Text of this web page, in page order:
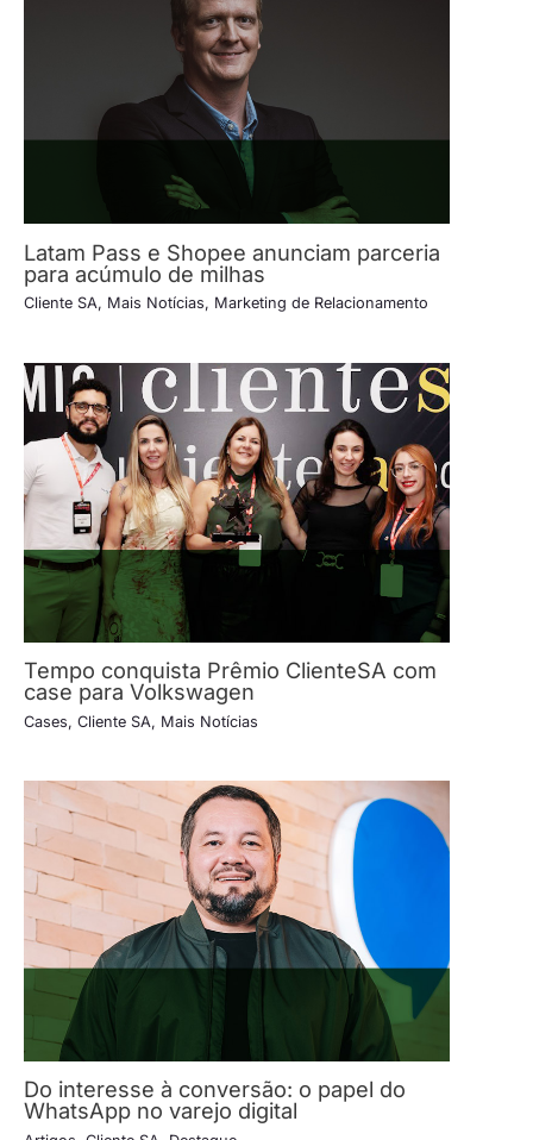
Latam Pass e Shopee anunciam parceria
para acúmulo de milhas
Cliente SA, Mais Notícias, Marketing de Relacionamento
Tempo conquista Prêmio ClienteSA com
case para Volkswagen
Cases, Cliente SA, Mais Notícias
Do interesse à conversão: o papel do
WhatsApp no varejo digital